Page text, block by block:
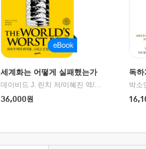
세계화는 어떻게 실패했는가
데이비드 J. 린치 저/이혜진 역/최준영 감수 | 21
36,000원
독
박소